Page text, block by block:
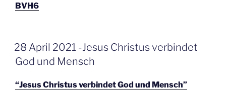
BVH6
GEPLAATST
OP
28 April 2021 -Jesus Christus verbindet
God und Mensch
“Jesus Christus verbindet God und Mensch”